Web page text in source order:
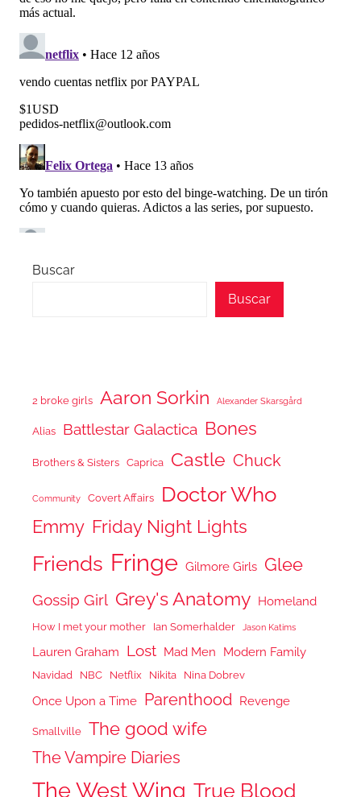
Buscar
Buscar
2 broke girls Aaron Sorkin Alexander Skarsgård
Alias Battlestar Galactica Bones
Brothers & Sisters Caprica Castle Chuck
Community Covert Affairs Doctor Who
Emmy Friday Night Lights
Friends Fringe Gilmore Girls Glee
Gossip Girl Grey's Anatomy Homeland
How I met your mother Ian Somerhalder Jason Katims
Lauren Graham Lost Mad Men Modern Family
Navidad NBC Netflix Nikita Nina Dobrev
Once Upon a Time Parenthood Revenge
Smallville The good wife
The Vampire Diaries
The West Wing True Blood